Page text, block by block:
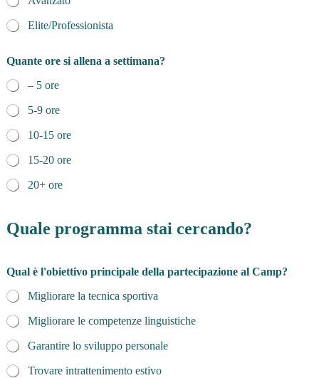
Elite/Professionista
Quante ore si allena a settimana?
– 5 ore
5-9 ore
10-15 ore
15-20 ore
20+ ore
Quale programma stai cercando?
Qual è l'obiettivo principale della partecipazione al Camp?
Migliorare la tecnica sportiva
Migliorare le competenze linguistiche
Garantire lo sviluppo personale
Trovare intrattenimento estivo